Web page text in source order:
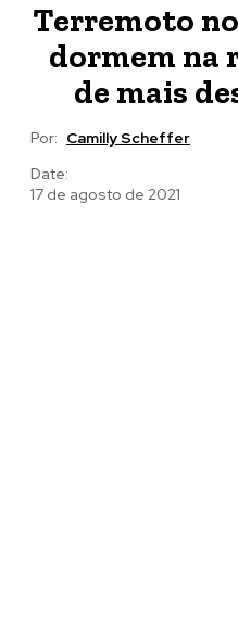
Terremoto
dormem na
de mais
Por: Camilly Scheffer
Date:
17 de agosto de 2021